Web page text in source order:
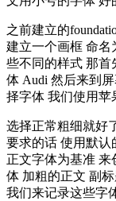
之前建立的
建立一个画框 命名
些不同的样式 那首
体 Audi 然后来到
择字体 我们使用苹
选择正常粗细就好
要求的话 使用默认
正文字体为基准
体 加粗的正文 副
我们来记录这些字